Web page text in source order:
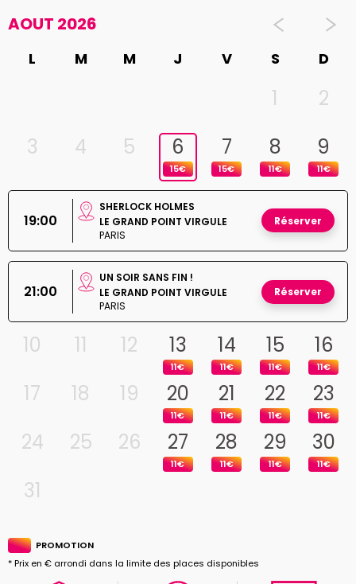
AOUT 2026
L M M J V S D
1
2
3
4 5 6
15€
7
15€
8
11€
9
11€
19:00
SHERLOCK HOLMES
LE GRAND POINT VIRGULE
PARIS
Réserver
21:00
UN SOIR SANS FIN !
LE GRAND POINT VIRGULE
PARIS
Réserver
10 11 12 13
11€
14
11€
15
11€
16
11€
17 18 19 20
11€
21
11€
22
11€
23
11€
24 25 26 27
11€
28
11€
29
11€
30
11€
31
PROMOTION
* Prix en € arrondi dans la limite des places disponibles